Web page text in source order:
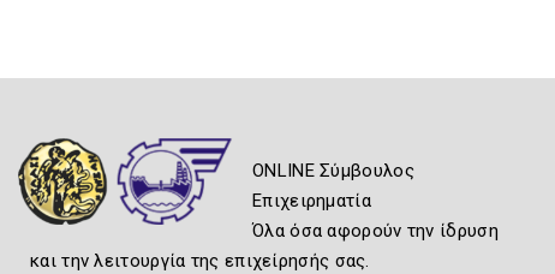
ONLINE Σύμβουλος
Επιχειρηματία
Όλα όσα αφορούν την ίδρυση
και την λειτουργία της επιχείρησής σας.